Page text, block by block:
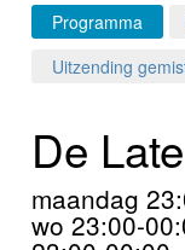
Login
Programma's
Nieuws
Programma
Uitzending
De
maandag
wo 23:00-